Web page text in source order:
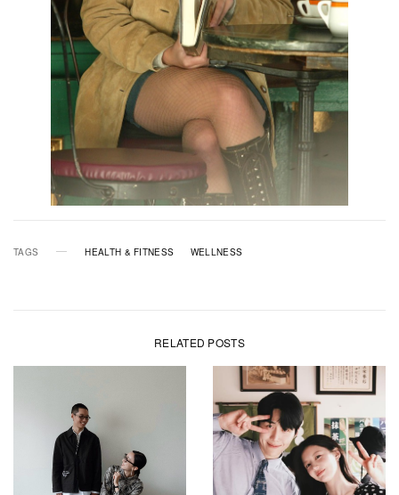
TAGS HEALTH & FITNESS WELLNESS
RELATED POSTS